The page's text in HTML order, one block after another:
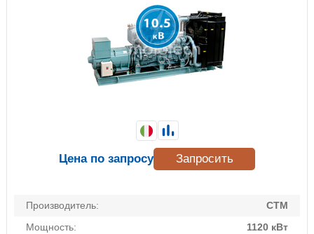
Производитель:
CTM
Мощность:
1120 кВт
Цена по запросу Запросить